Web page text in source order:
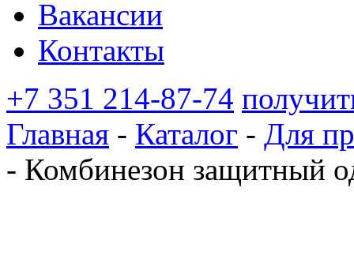
Вакансии
Контакты
+7 351 214-87-74
Главная - Каталог - Для
- Комбинезон защитный